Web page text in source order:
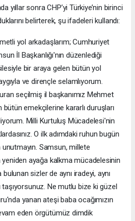
yıllar sonra CHP’yi Türkiye’nin birinci
belirterek, şu ifadeleri kullandı:
yol arkadaşlarım; Cumhuriyet
İl Başkanlığı'nın düzenlediği
bir araya gelen bütün yol
ve dirençle selamlıyorum.
seçilmiş il başkanımız Mehmet
emekçilerine kararlı duruşları
Milli Kurtuluş Mücadelesi'nin
O ilk adımdaki ruhun bugün
Samsun, millete
ayağa kalkma mücadelesinin
sizler de aynı iradeyi, aynı
taşıyorsunuz. Ne mutlu bize ki güzel
yanan ateşi baba ocağımızın
eden örgütümüz dimdik